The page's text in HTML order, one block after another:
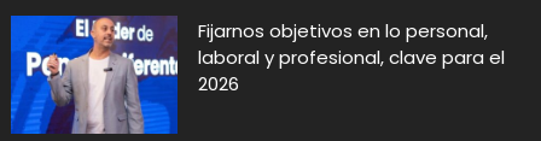
Fijarnos objetivos en lo personal,
laboral y profesional, clave para el
2026